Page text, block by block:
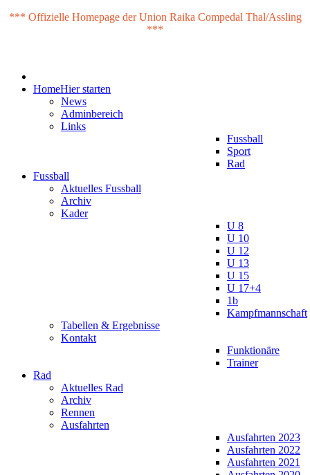
*** Offizielle Homepage der Union Raika Compedal Thal/Assling
***
HomeHier starten
News
Adminbereich
Links
Fussball
Sport
Rad
Fussball
Aktuelles Fussball
Archiv
Kader
U 8
U 10
U 12
U 13
U 15
U 17+4
1b
Kampfmannschaft
Tabellen & Ergebnisse
Kontakt
Funktionäre
Trainer
Rad
Aktuelles Rad
Archiv
Rennen
Ausfahrten
Ausfahrten 2023
Ausfahrten 2022
Ausfahrten 2021